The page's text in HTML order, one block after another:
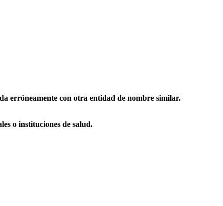
erróneamente con otra entidad de nombre similar.
o instituciones de salud.